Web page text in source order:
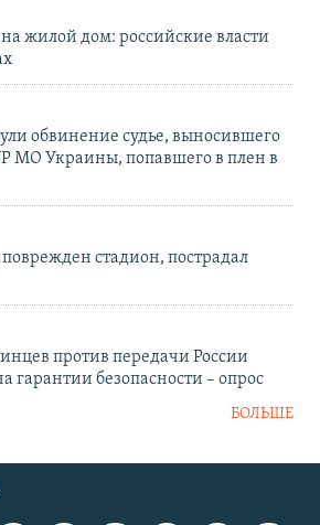
жилой дом: российские власти
обвинение судье, выносившего
МО Украины, попавшего в плен в
стадион, пострадал
против передачи России
гарантии безопасности – опрос
БОЛЬШЕ